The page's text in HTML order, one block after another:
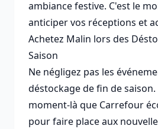
ambiance festive. C'est le
anticiper vos réceptions et
Achetez Malin lors des
Saison
Ne négligez pas les
déstockage de fin de saison.
moment-là que Carrefour
pour faire place aux